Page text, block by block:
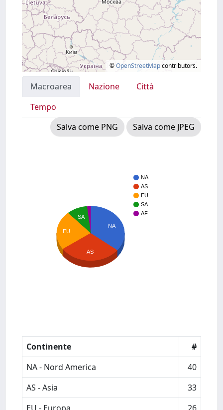
©OpenStreetMapcontributors.
Macroarea Nazione
Città
Tempo
Salva come PNG
Salva come JPEG
NA
AS
EU
SA
AF
NA
SA
EU
AS
Continente
#
NA - Nord America
40
AS - Asia
33